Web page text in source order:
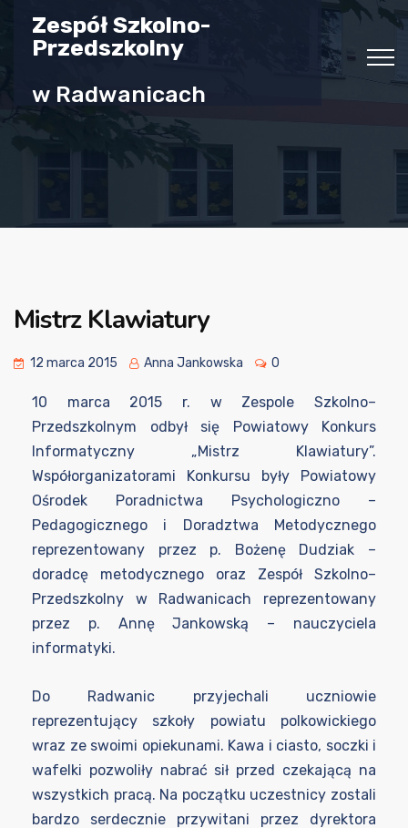
Zespół Szkolno-
Przedszkolny
w Radwanicach
Mistrz Klawiatury
12 marca 2015 Anna Jankowska 0
10 marca 2015 r. w Zespole Szkolno–
Przedszkolnym odbył się Powiatowy Konkurs
Informatyczny „Mistrz Klawiatury”.
Współorganizatorami Konkursu były Powiatowy
Ośrodek Poradnictwa Psychologiczno –
Pedagogicznego i Doradztwa Metodycznego
reprezentowany przez p. Bożenę Dudziak –
doradcę metodycznego oraz Zespół Szkolno–
Przedszkolny w Radwanicach reprezentowany
przez p. Annę Jankowską – nauczyciela
informatyki.
Do Radwanic przyjechali uczniowie
reprezentujący szkoły powiatu polkowickiego
wraz ze swoimi opiekunami. Kawa i ciasto, soczki i
wafelki pozwoliły nabrać sił przed czekającą na
wszystkich pracą. Na początku uczestnicy zostali
bardzo serdecznie przywitani przez dyrektora